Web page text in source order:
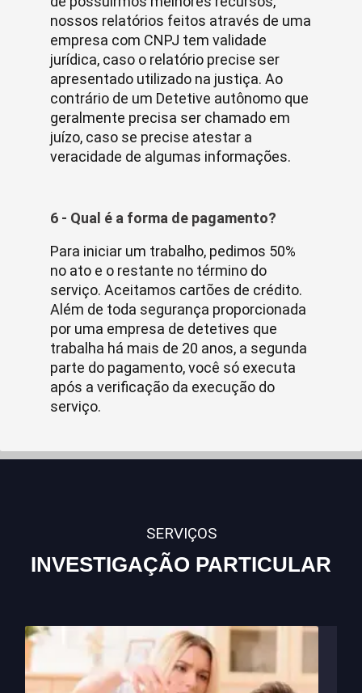
nossos relatórios feitos através de uma
empresa com CNPJ tem validade
jurídica, caso o relatório precise ser
apresentado utilizado na justiça. Ao
contrário de um Detetive autônomo que
geralmente precisa ser chamado em
juízo, caso se precise atestar a
veracidade de algumas informações.
6 - Qual é a forma de pagamento?
Para iniciar um trabalho, pedimos 50%
no ato e o restante no término do
serviço. Aceitamos cartões de crédito.
Além de toda segurança proporcionada
por uma empresa de detetives que
trabalha há mais de 20 anos, a segunda
parte do pagamento, você só executa
após a verificação da execução do
serviço.
SERVIÇOS
INVESTIGAÇÃO PARTICULAR